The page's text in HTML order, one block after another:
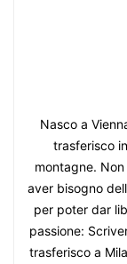
Nasco a
trasferisco
montagne.
aver bisogno
per poter dar
passione:
trasferisco a